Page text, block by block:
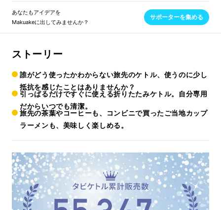
あなたもアイデアを
Makuakeに出してみませんか？
サポーターを集める
ストーリー
誰がどう使ったかわからない旅先のケトル、使うのに少し
抵抗を感じたことはありませんか？
引っぱるだけですぐに使える折りたたみケトル。自分専用
だからいつでも清潔。
旅先の茶葉やコーヒーも、コンビニで買ったご当地カップ
ラーメンも、美味しく楽しめる。